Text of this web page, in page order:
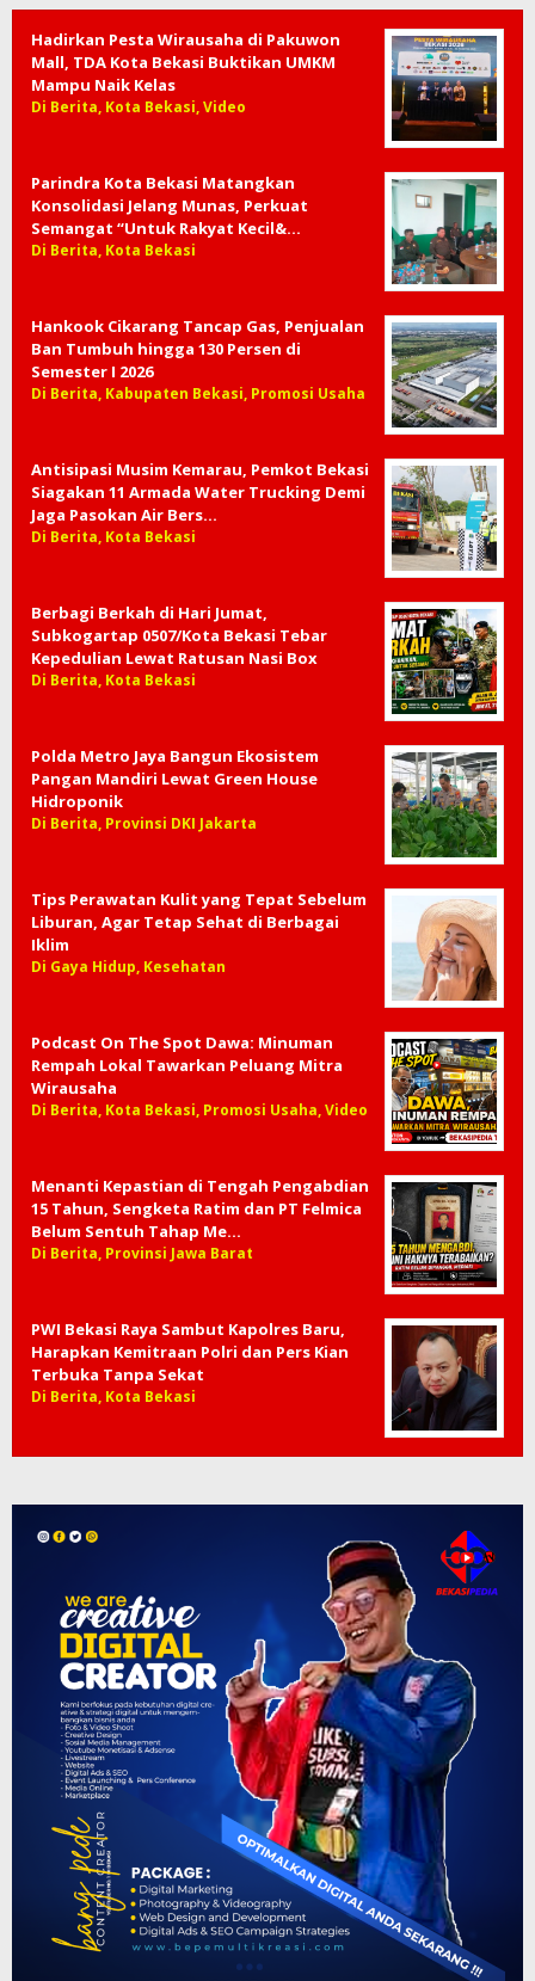
Hadirkan Pesta Wirausaha di Pakuwon
Mall, TDA Kota Bekasi Buktikan UMKM
Mampu Naik Kelas
Di Berita, Kota Bekasi, Video
Parindra Kota Bekasi Matangkan
Konsolidasi Jelang Munas, Perkuat
Semangat “Untuk Rakyat Kecil&…
Di Berita, Kota Bekasi
Hankook Cikarang Tancap Gas, Penjualan
Ban Tumbuh hingga 130 Persen di
Semester I 2026
Di Berita, Kabupaten Bekasi, Promosi Usaha
Antisipasi Musim Kemarau, Pemkot Bekasi
Siagakan 11 Armada Water Trucking Demi
Jaga Pasokan Air Bers…
Di Berita, Kota Bekasi
Berbagi Berkah di Hari Jumat,
Subkogartap 0507/Kota Bekasi Tebar
Kepedulian Lewat Ratusan Nasi Box
Di Berita, Kota Bekasi
Polda Metro Jaya Bangun Ekosistem
Pangan Mandiri Lewat Green House
Hidroponik
Di Berita, Provinsi DKI Jakarta
Tips Perawatan Kulit yang Tepat Sebelum
Liburan, Agar Tetap Sehat di Berbagai
Iklim
Di Gaya Hidup, Kesehatan
Podcast On The Spot Dawa: Minuman
Rempah Lokal Tawarkan Peluang Mitra
Wirausaha
Di Berita, Kota Bekasi, Promosi Usaha, Video
Menanti Kepastian di Tengah Pengabdian
15 Tahun, Sengketa Ratim dan PT Felmica
Belum Sentuh Tahap Me…
Di Berita, Provinsi Jawa Barat
PWI Bekasi Raya Sambut Kapolres Baru,
Harapkan Kemitraan Polri dan Pers Kian
Terbuka Tanpa Sekat
Di Berita, Kota Bekasi